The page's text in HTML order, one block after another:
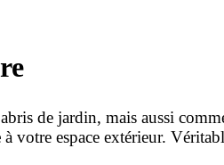
de jardin, mais aussi
à votre espace extérieur.